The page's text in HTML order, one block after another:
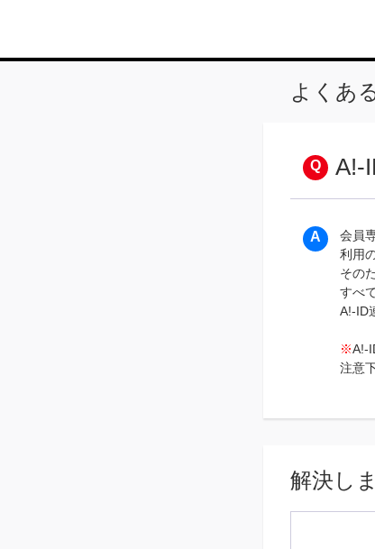
よくあ
A!-
会員
利用
その
すべ
A!-ID
※A!-
注意
解決し